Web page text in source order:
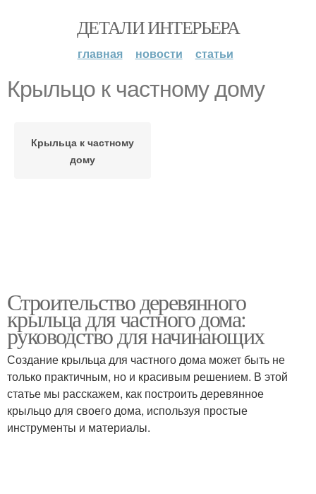
ДЕТАЛИ ИНТЕРЬЕРА
главная новости статьи
Крыльцо к частному дому
Крыльца к частному
дому
Строительство деревянного
крыльца для частного дома:
руководство для начинающих
Создание крыльца для частного дома может быть не
только практичным, но и красивым решением. В этой
статье мы расскажем, как построить деревянное
крыльцо для своего дома, используя простые
инструменты и материалы.